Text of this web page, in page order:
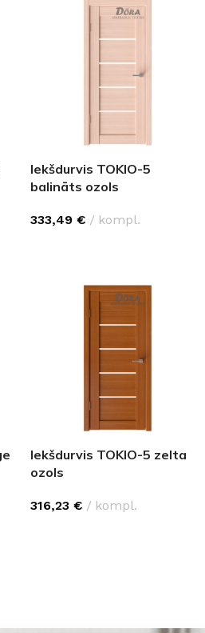
Iekšdurvis TOKIO-5
balināts ozols
333,49 € kompl.
Iekšdurvis TOKIO-5 zelta
ozols
316,23 € kompl.